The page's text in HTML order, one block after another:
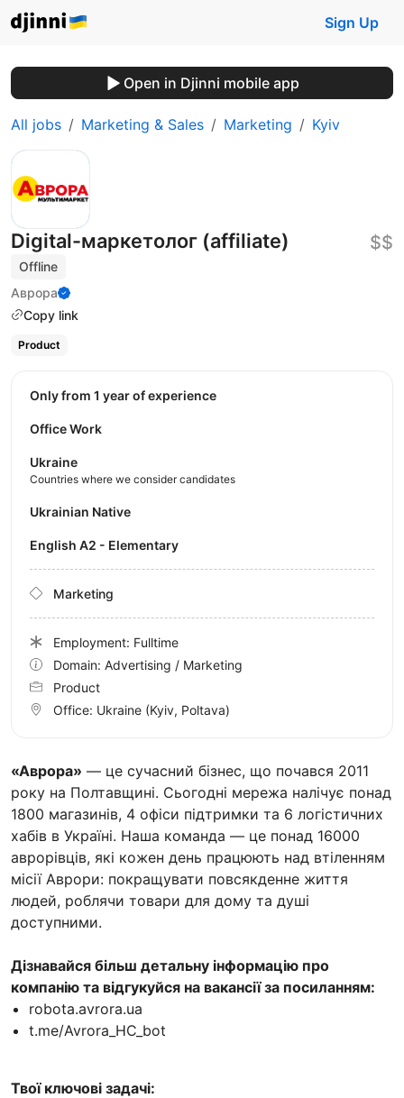
Sign Up
Open in Djinni mobile app
All jobs Marketing & Sales Marketing Kyiv
Digital-маркетолог (affiliate)
Offline
Аврора
Copy link
$$
Product
«Аврора» — це сучасний бізнес, що почався 2011
року на Полтавщині. Сьогодні мережа налічує понад
1800 магазинів, 4 офіси підтримки та 6 логістичних
хабів в Україні. Наша команда — це понад 16000
аврорівців, які кожен день працюють над втіленням
місії Аврори: покращувати повсякденне життя
людей, роблячи товари для дому та душі
доступними.
Дізнавайся більш детальну інформацію про
компанію та відгукуйся на вакансії за посиланням:
robota.avrora.ua
t.me/Avrora_HC_bot
Твої ключові задачі:
Only from 1 year of experience
Office Work
Ukraine
Countries where we consider candidates
Ukrainian Native
English A2 - Elementary
Marketing
Employment: Fulltime
Domain: Advertising / Marketing
Product
Office: Ukraine (Kyiv, Poltava)